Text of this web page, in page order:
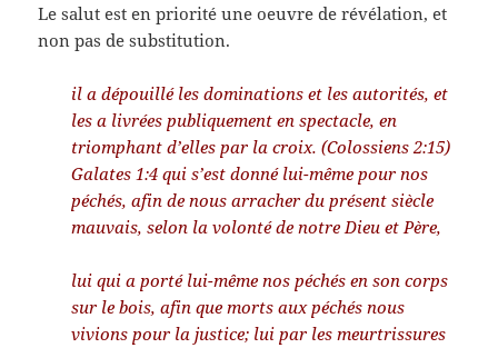
Le salut est en priorité une oeuvre de révélation, et
non pas de substitution.
il a dépouillé les dominations et les autorités, et
les a livrées publiquement en spectacle, en
triomphant d’elles par la croix. (Colossiens 2:15)
Galates 1:4 qui s’est donné lui-même pour nos
péchés, afin de nous arracher du présent siècle
mauvais, selon la volonté de notre Dieu et Père,
lui qui a porté lui-même nos péchés en son corps
sur le bois, afin que morts aux péchés nous
vivions pour la justice; lui par les meurtrissures